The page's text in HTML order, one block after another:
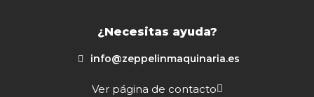
¿Necesitas ayuda?
info@zeppelinmaquinaria.es
Ver página de contacto